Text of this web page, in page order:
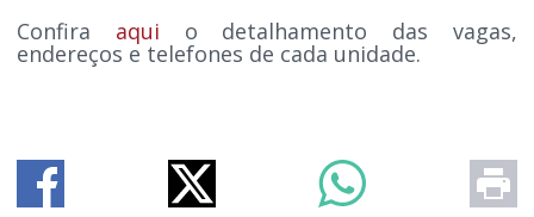
Confira aqui o detalhamento das vagas,
endereços e telefones de cada unidade.